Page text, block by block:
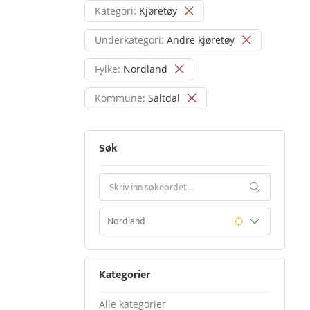
Kategori: Kjøretøy
Underkategori: Andre kjøretøy
Fylke: Nordland
Kommune: Saltdal
Søk
Kategorier
Alle kategorier